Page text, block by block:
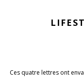
Ces quatre lettres ont